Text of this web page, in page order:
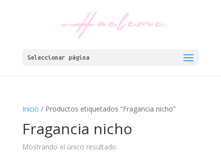
Seleccionar página
Inicio / Productos etiquetados “Fragancia nicho”
Fragancia nicho
Mostrando el único resultado